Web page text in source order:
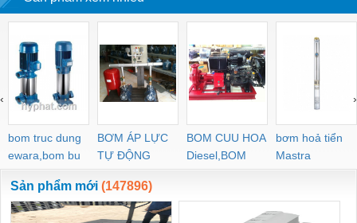
bom truc dung
ewara,bom bu
ewara
BƠM ÁP LỰC
TỰ ĐỘNG
BOM CUU HOA
Diesel,BOM
CHUA CHAY
bơm hoả tiển
Mastra
‹ ›
Sản phẩm mới (147896)